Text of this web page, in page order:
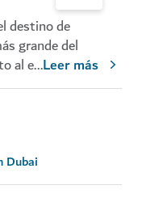
destino de
grande del
al e...Leer más
Dubai